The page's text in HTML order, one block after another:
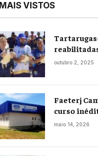
MAIS VISTOS
mar em
outubro 2, 2025
Faeterj
curso
Portuária
maio 14, 2026